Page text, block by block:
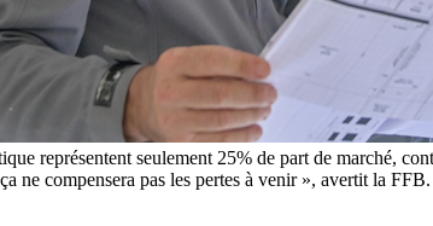
représentent seulement 25% de part de marché,
ne compensera pas les pertes à venir », avertit la